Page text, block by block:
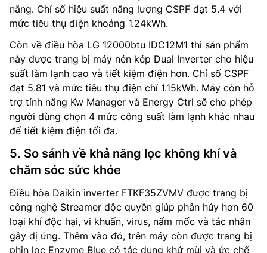
năng. Chỉ số hiệu suất năng lượng CSPF đạt 5.4 với
mức tiêu thụ điện khoảng 1.24kWh.
Còn về điều hòa LG 12000btu IDC12M1 thì sản phẩm
này được trang bị máy nén kép Dual Inverter cho hiệu
suất làm lạnh cao và tiết kiệm điện hơn. Chỉ số CSPF
đạt 5.81 và mức tiêu thụ điện chỉ 1.15kWh. Máy còn hỗ
trợ tính năng Kw Manager và Energy Ctrl sẽ cho phép
người dùng chọn 4 mức công suất làm lạnh khác nhau
để tiết kiệm điện tối đa.
5. So sánh về khả năng lọc không khí và
chăm sóc sức khỏe
Điều hòa Daikin inverter FTKF35ZVMV được trang bị
công nghệ Streamer độc quyền giúp phân hủy hơn 60
loại khí độc hại, vi khuẩn, virus, nấm mốc và tác nhân
gây dị ứng. Thêm vào đó, trên máy còn được trang bị
phin lọc Enzyme Blue có tác dụng khử mùi và ức chế